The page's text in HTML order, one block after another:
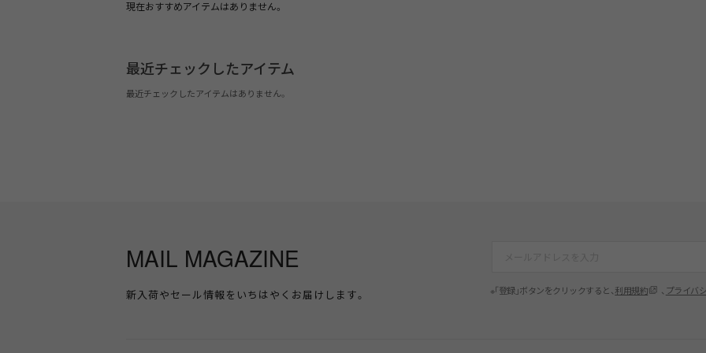
現在おすすめアイテムはありません。
最近チェックしたアイテム
最近チェックしたアイテムはありません。
MAIL MAGAZINE
新入荷やセール情報をいちはやくお届けします。 ※「登録」ボタンをクリックすると、 利用規約 、 プライバ